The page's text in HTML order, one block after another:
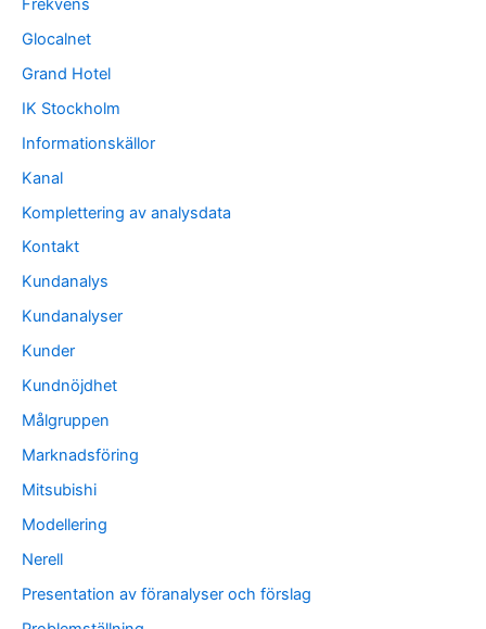
Frekvens
Glocalnet
Grand Hotel
IK Stockholm
Informationskällor
Kanal
Komplettering av analysdata
Kontakt
Kundanalys
Kundanalyser
Kunder
Kundnöjdhet
Målgruppen
Marknadsföring
Mitsubishi
Modellering
Nerell
Presentation av föranalyser och förslag